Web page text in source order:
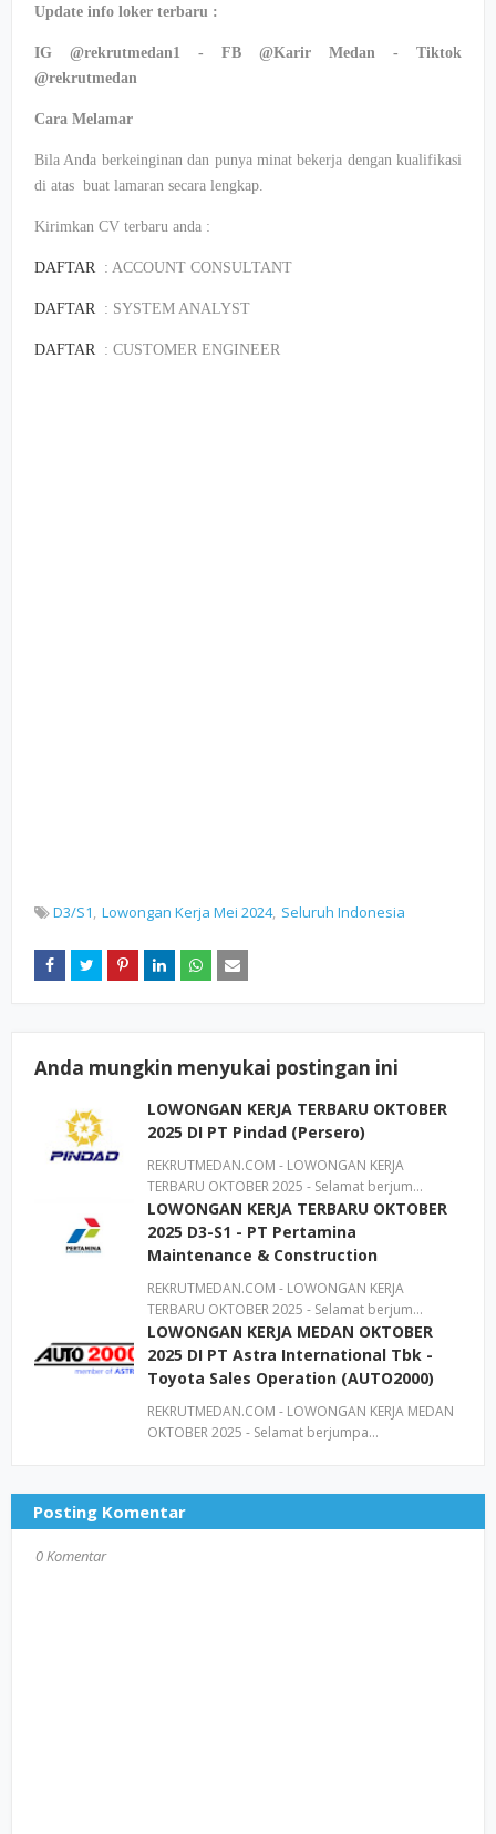
Update info loker terbaru :
IG @rekrutmedan1 - FB @Karir Medan - Tiktok
@rekrutmedan
Cara Melamar
Bila Anda berkeinginan dan punya minat bekerja dengan kualifikasi
di atas buat lamaran secara lengkap.
Kirimkan CV terbaru anda :
DAFTAR: ACCOUNT CONSULTANT
DAFTAR: SYSTEM ANALYST
DAFTAR: CUSTOMER ENGINEER
D3/S1 Lowongan Kerja Mei 2024 Seluruh Indonesia
Anda mungkin menyukai postingan ini
LOWONGAN KERJA TERBARU OKTOBER
2025 DI PT Pindad (Persero)
REKRUTMEDAN.COM - LOWONGAN KERJA
TERBARU OKTOBER 2025 - Selamat berjum…
LOWONGAN KERJA TERBARU OKTOBER
2025 D3-S1 - PT Pertamina
Maintenance & Construction
REKRUTMEDAN.COM - LOWONGAN KERJA
TERBARU OKTOBER 2025 - Selamat berjum…
LOWONGAN KERJA MEDAN OKTOBER
2025 DI PT Astra International Tbk -
Toyota Sales Operation (AUTO2000)
REKRUTMEDAN.COM - LOWONGAN KERJA MEDAN
OKTOBER 2025 - Selamat berjumpa…
Posting Komentar
0 Komentar